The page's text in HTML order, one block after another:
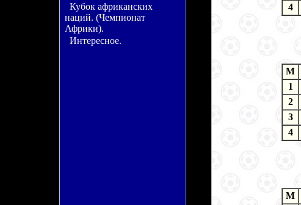
Кубок африканских
наций. (Чемпионат
Африки).
Интересное.
4
M
1
2
3
4
M